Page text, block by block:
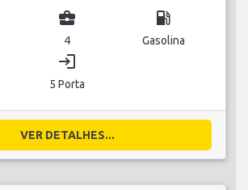
business_center
4
local_gas_station
Gasolina
login
5 Porta
VER DETALHES...